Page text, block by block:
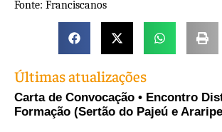
Fonte: Franciscanos
Últimas atualizações
Carta de Convocação • Encontro
Formação (Sertão do Pajeú e